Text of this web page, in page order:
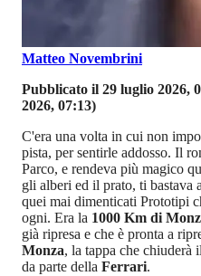
Matteo Novembrini
Pubblicato il 29 luglio 2026,
2026, 07:13)
C'era una volta in cui non
pista, per sentirle addosso. Il
Parco, e rendeva più magico
gli alberi ed il prato, ti bastava
quei mai dimenticati Prototipi
ogni. Era la 1000 Km di
già ripresa e che è pronta a
Monza, la tappa che chiuderà il
da parte della Ferrari.